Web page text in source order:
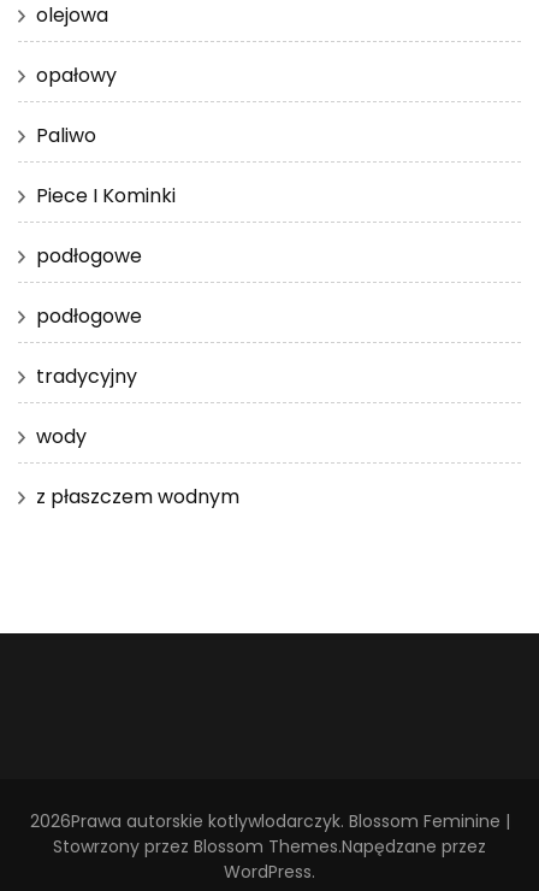
olejowa
opałowy
Paliwo
Piece I Kominki
podłogowe
podłogowe
tradycyjny
wody
z płaszczem wodnym
2026Prawa autorskie kotlywlodarczyk. Blossom Feminine |
Stowrzony przez Blossom Themes.Napędzane przez
WordPress.